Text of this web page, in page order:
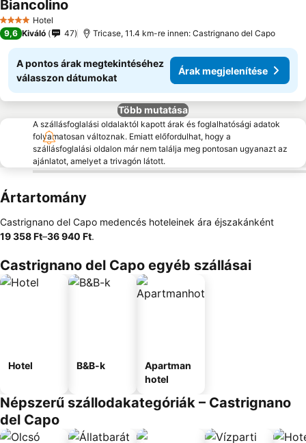
4 KategóriaHotel
Biancolino
9,6 Kiváló 47 Tricase, 11.4 km-re innen: Castrignano del Capo
A pontos árak megtekintéséhez
válasszon dátumokat
Árak megjelenítése
Több mutatása
A szállásfoglalási oldalaktól kapott árak és foglalhatósági adatok
folyamatosan változnak. Emiatt előfordulhat, hogy a
szállásfoglalási oldalon már nem találja meg pontosan ugyanazt az
ajánlatot, amelyet a trivagón látott.
Ártartomány
Castrignano del Capo medencés hoteleinek ára éjszakánként
‎19 358 Ft–‎36 940 Ft.
Castrignano del Capo egyéb szállásai
Hotel B&B-k
Apartman
hotel
Népszerű szállodakategóriák – Castrignano
del Capo